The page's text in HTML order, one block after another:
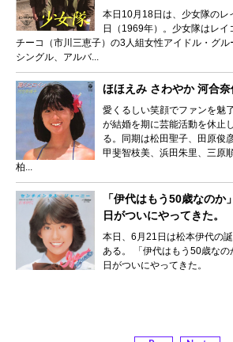
本日10月18日は、少女隊のレ
日（1969年）。少女隊はレイ
チーコ（市川三恵子）の3人組女性アイドル・グ
シングル、アルバ...
ほほえみ さわやか 河合奈
愛くるしい笑顔でファンを魅
が結婚を期に芸能活動を休止
る。同期は松田聖子、田原俊
甲斐智枝美、浜田朱里、三原
柏...
「伊代はもう50歳なのか
日がついにやってきた。
本日、6月21日は松本伊代の
ある。 「伊代はもう50歳なの
日がついにやってきた。